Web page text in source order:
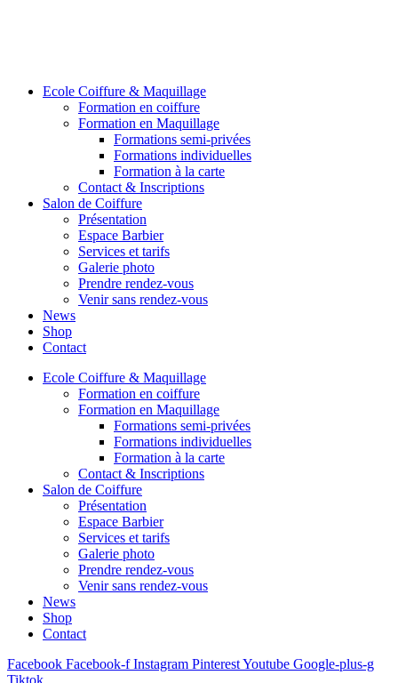
Ecole Coiffure & Maquillage
Formation en coiffure
Formation en Maquillage
Formations semi-privées
Formations individuelles
Formation à la carte
Contact & Inscriptions
Salon de Coiffure
Présentation
Espace Barbier
Services et tarifs
Galerie photo
Prendre rendez-vous
Venir sans rendez-vous
News
Shop
Contact
Ecole Coiffure & Maquillage
Formation en coiffure
Formation en Maquillage
Formations semi-privées
Formations individuelles
Formation à la carte
Contact & Inscriptions
Salon de Coiffure
Présentation
Espace Barbier
Services et tarifs
Galerie photo
Prendre rendez-vous
Venir sans rendez-vous
News
Shop
Contact
Facebook Facebook-f Instagram PinterestYoutube Google-plus-g
Tiktok